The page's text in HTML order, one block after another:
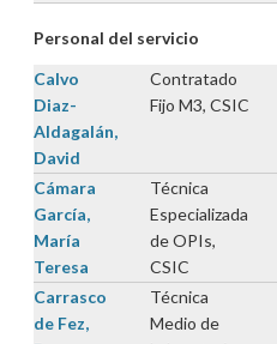
Personal del servicio
Calvo
Diaz-
Aldagalán,
David
Contratado
Fijo M3, CSIC
Cámara
García,
María
Teresa
Técnica
Especializada
de OPIs,
CSIC
Carrasco
de Fez,
Técnica
Medio de